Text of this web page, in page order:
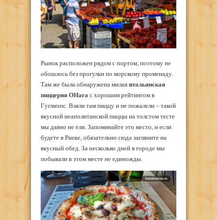
Рынок расположен рядом с портом, поэтому не
обошлось без прогулки по морскому променаду.
Там же была обнаружена милая итальянская
пиццерия OHara с хорошим рейтингом в
Гуглмэпс. Взяли там пиццу и не пожалели – такой
вкусной неаполитанской пиццы на толстом тесте
мы давно не ели. Запоминайте это место, и если
будете в Риеке, обязательно сюда загляните на
вкусный обед. За несколько дней в городе мы
побывали в этом месте не единожды.